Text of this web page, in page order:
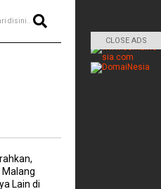
disini..
Malang
Lain di
CLOSE ADS